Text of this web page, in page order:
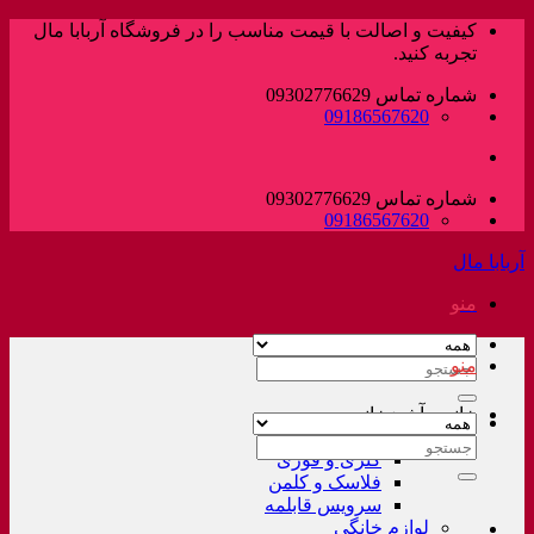
پرش
کیفیت و اصالت با قیمت مناسب را در فروشگاه آربابا مال
تجربه کنید.
شماره تماس 09302776629
09186567620
شماره تماس 09302776629
09186567620
آربابا مال
منو
جستجو
خانه و آشپزخانه
لوازم خانگی غیر برقی
کتری و قوری
فلاسک و کلمن
سرویس قابلمه
لوازم خانگی
منو
جستجو